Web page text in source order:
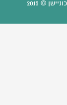
© 2015